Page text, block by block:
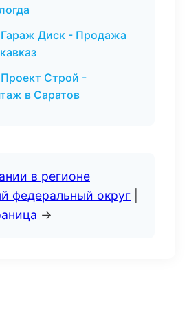
Диск - Продажа
Строй -
в Саратов
в регионе
федеральный округ
→